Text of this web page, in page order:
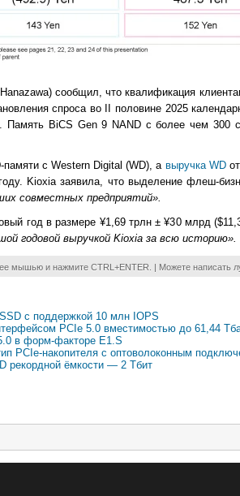
сообщил, что квалификация
спроса во II половине 2025
BiCS Gen 9 NAND с более чем 300
памяти с Western Digital (WD), а выручка WDот
Kioxia заявила, что выделение флеш-
совместных предприятий».
год в размере ¥1,69 трлн ± ¥30 млрд
годовой выручкой Kioxia за всю историю».
мышью и нажмите CTRL+ENTER. | Можете написать
с поддержкой 10 млн IOPS
PCIe 5.0 вместимостью до 61,44
в форм-факторе E1.S
PCIe-накопителя с оптоволоконным
рекордной ёмкости — 2 Тбит